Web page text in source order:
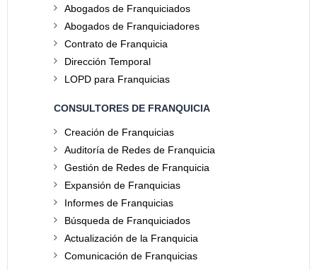
Abogados de Franquiciados
Abogados de Franquiciadores
Contrato de Franquicia
Dirección Temporal
LOPD para Franquicias
CONSULTORES DE FRANQUICIA
Creación de Franquicias
Auditoría de Redes de Franquicia
Gestión de Redes de Franquicia
Expansión de Franquicias
Informes de Franquicias
Búsqueda de Franquiciados
Actualización de la Franquicia
Comunicación de Franquicias